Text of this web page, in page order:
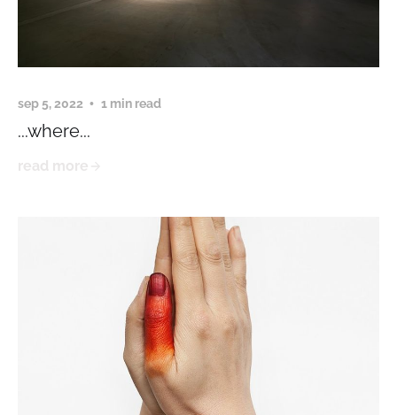
sep 5, 2022 1 min read
...where...
read more